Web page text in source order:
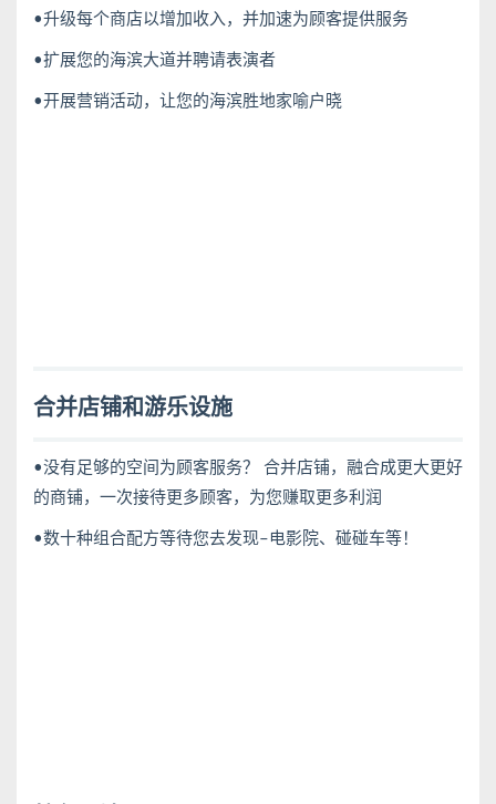
•升级每个商店以增加收入，并加速为顾客提供服务
•扩展您的海滨大道并聘请表演者
•开展营销活动，让您的海滨胜地家喻户晓
合并店铺和游乐设施
•没有足够的空间为顾客服务？ 合并店铺，融合成更大更好
的商铺，一次接待更多顾客，为您赚取更多利润
•数十种组合配方等待您去发现–电影院、碰碰车等！